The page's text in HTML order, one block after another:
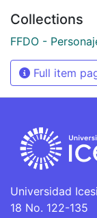
Collections
FFDO -
Full item
Universidad
18 No. 122-135